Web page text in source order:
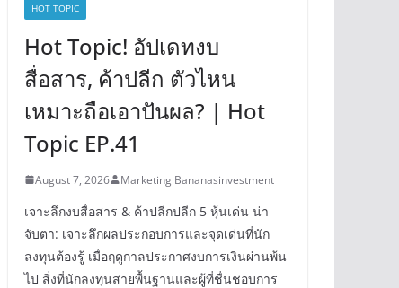
HOT TOPIC
Hot Topic! อัปเดทงบ
สื่อสาร, ค้าปลีก ตัวไหน
เหมาะถือเอาปันผล? | Hot
Topic EP.41
August 7, 2026 Marketing Bananasinvestment
เจาะลึกงบสื่อสาร & ค้าปลีกปลีก 5 หุ้นเด่น น่า
จับตา: เจาะลึกผลประกอบการและจุดเด่นที่นัก
ลงทุนต้องรู้ เมื่อฤดูกาลประกาศงบการเงินผ่านพ้น
ไป สิ่งที่นักลงทุนสายพื้นฐานและผู้ที่ชื่นชอบการ